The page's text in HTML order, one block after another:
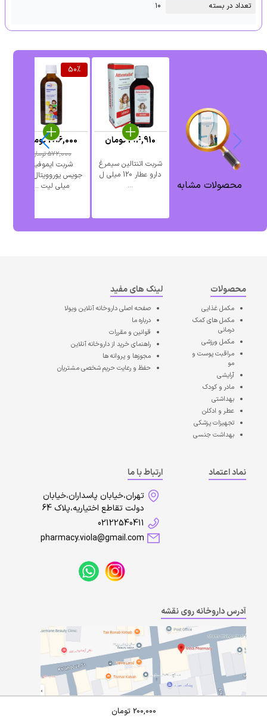
تعداد در بسته ۱۰
محصولات مشابه
شربت اتنتالین سیمرغ
دارو عطار 120 میلی ل
...
194,910تومان
50%
شربت ایموفیل
میلی لیت ...
572,000تومان
286,000تومان
200,000 تومان
محصولات
مکمل غذایی
مکمل های کمک
درمانی
مکمل ورزشی
مراقبت پوست و
مو
آرایشی
مادر و کودک
بهداشتی
عطر و ادکلن
تجهیزات پزشکی
بهداشت جنسی
لینک های مفید
صفحه اصلیداروخانه آنلاین ویولا
درباره ما
قوانین و مقررات
راهنمای خرید از داروخانه آنلاین
مجوزها و پروانه ها
حفظ و رعایت حریم شخصی مشتریان
نماد اعتماد
ارتباط با ما
تهران،خیابان پاسداران،خیابان
دولت تقاطع اختیاریه،پلاک 64
02122540411
pharmacy.viola@gmail.com
آدرس داروخانه روی نقشه